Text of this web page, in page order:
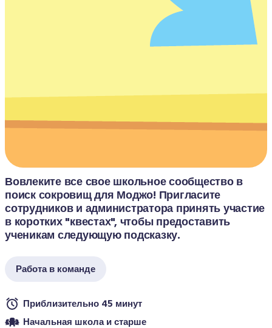
Вовлеките все свое школьное сообщество в
поиск сокровищ для Моджо! Пригласите
сотрудников и администратора принять участие
в коротких "квестах", чтобы предоставить
ученикам следующую подсказку.
Работа в команде
Приблизительно 45 минут
Начальная школа и старше